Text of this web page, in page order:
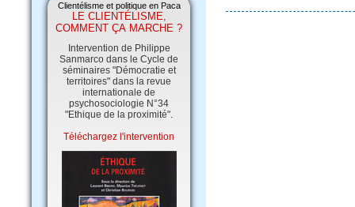
Clientélisme et politique en Paca
LE CLIENTÉLISME,
COMMENT ÇA MARCHE ?
Intervention de Philippe
Sanmarco dans le Cycle de
séminaires "Démocratie et
territoires" dans la revue
internationale de
psychosociologie N°34
"Ethique de la proximité".
Téléchargez l'intervention